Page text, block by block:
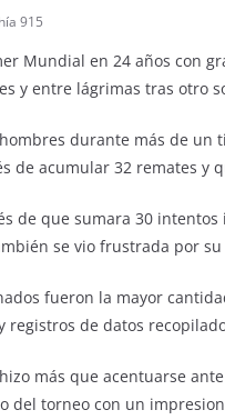
915
Mundial en 24 años con
y entre lágrimas tras otro
durante más de un
de acumular 32 remates
de que sumara 30
se vio frustrada por
fueron la mayor
registros de datos
más que acentuarse
del torneo con un